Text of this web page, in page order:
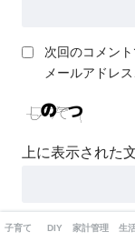
次回のコメン
メールアドレ
上に表示された
子育て DIY 家計管理 生